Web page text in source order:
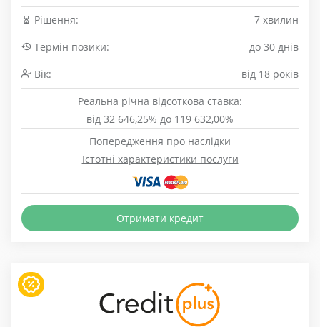
Рішення:
7 хвилин
Термін позики:
до 30 днів
Вік:
від 18 років
Реальна річна відсоткова ставка:
від 32 646,25% до 119 632,00%
Попередження про наслідки
Істотні характеристики послуги
Отримати кредит